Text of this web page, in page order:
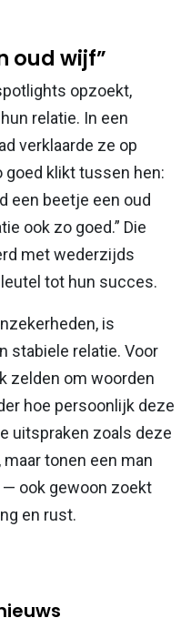
oud wijf”
opzoekt,
relatie. In een
verklaarde ze op
goed klikt tussen hen:
een beetje een oud
ook zo goed.” Die
met wederzijds
tot hun succes.
is
stabiele relatie. Voor
zelden om woorden
hoe persoonlijk deze
uitspraken zoals deze
tonen een man
ook gewoon zoekt
en rust.